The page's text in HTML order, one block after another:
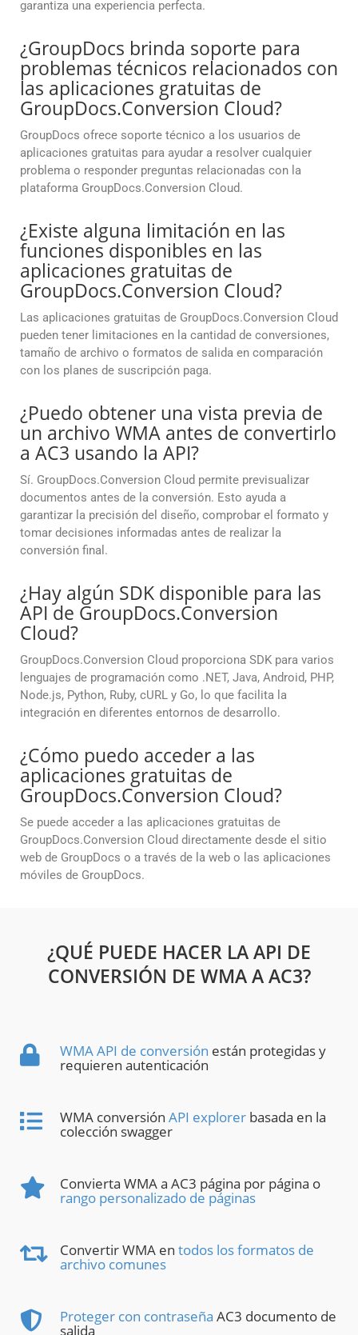
garantiza una experiencia perfecta.
¿GroupDocs brinda soporte para
problemas técnicos relacionados con
las aplicaciones gratuitas de
GroupDocs.Conversion Cloud?
GroupDocs ofrece soporte técnico a los usuarios de
aplicaciones gratuitas para ayudar a resolver cualquier
problema o responder preguntas relacionadas con la
plataforma GroupDocs.Conversion Cloud.
¿Existe alguna limitación en las
funciones disponibles en las
aplicaciones gratuitas de
GroupDocs.Conversion Cloud?
Las aplicaciones gratuitas de GroupDocs.Conversion Cloud
pueden tener limitaciones en la cantidad de conversiones,
tamaño de archivo o formatos de salida en comparación
con los planes de suscripción paga.
¿Puedo obtener una vista previa de
un archivo WMA antes de convertirlo
a AC3 usando la API?
Sí. GroupDocs.Conversion Cloud permite previsualizar
documentos antes de la conversión. Esto ayuda a
garantizar la precisión del diseño, comprobar el formato y
tomar decisiones informadas antes de realizar la
conversión final.
¿Hay algún SDK disponible para las
API de GroupDocs.Conversion
Cloud?
GroupDocs.Conversion Cloud proporciona SDK para varios
lenguajes de programación como .NET, Java, Android, PHP,
Node.js, Python, Ruby, cURL y Go, lo que facilita la
integración en diferentes entornos de desarrollo.
¿Cómo puedo acceder a las
aplicaciones gratuitas de
GroupDocs.Conversion Cloud?
Se puede acceder a las aplicaciones gratuitas de
GroupDocs.Conversion Cloud directamente desde el sitio
web de GroupDocs o a través de la web o las aplicaciones
móviles de GroupDocs.
¿QUÉ PUEDE HACER LA API DE
CONVERSIÓN DE WMA A AC3?
WMA API de conversión están protegidas y
requieren autenticación
WMA conversión API explorer basada en la
colección swagger
Convierta WMA a AC3 página por página o
rango personalizado de páginas
Convertir WMA en todos los formatos de
archivo comunes
Proteger con contraseña AC3 documento de
salida